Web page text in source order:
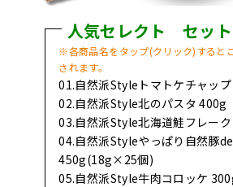
人気セレクト セッ
※各商品名をタップ(クリック)すると
されます。
01.自然派Styleトマトケチャッ
02.自然派Style北のパスタ 400g
03.自然派Style北海道鮭フレー
04.自然派Styleやっぱり自然豚
450g(18g×25個)
05.自然派Style牛肉コロッケ